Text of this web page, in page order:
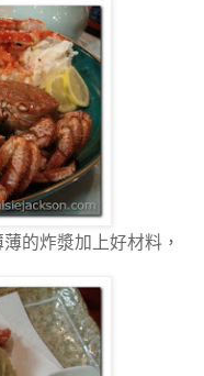
的炸漿加上好材料，